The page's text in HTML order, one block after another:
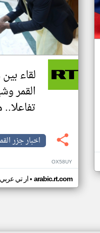
لقاء
القمر
اخبار جزر
OX58UY
ار تي عربي• arabic.rt.com